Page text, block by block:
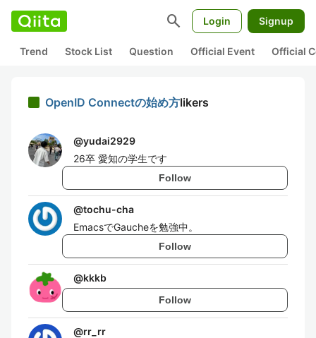
search Login Signup
Trend Stock List Question Official Event Official
OpenID Connectの始め方likers
@yudai2929
26卒 愛知の学生です
Follow
@tochu-cha
EmacsでGaucheを勉強中。
Follow
@kkkb
Follow
@rr_rr